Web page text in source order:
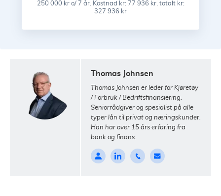
250 000 kr o/ 7 år. Kostnad kr: 77 936 kr, totalt kr:
327 936 kr
Thomas Johnsen
Thomas Johnsen er leder for Kjøretøy
/ Forbruk / Bedriftsfinansiering.
Seniorrådgiver og spesialist på alle
typer lån til privat og næringskunder.
Han har over 15 års erfaring fra
bank og finans.